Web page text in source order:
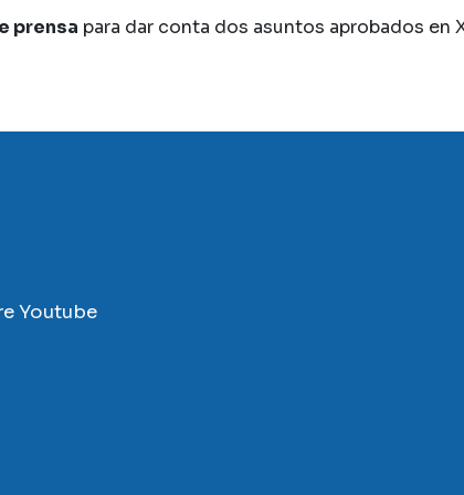
prensa para dar conta dos asuntos aprobados en
Youtube